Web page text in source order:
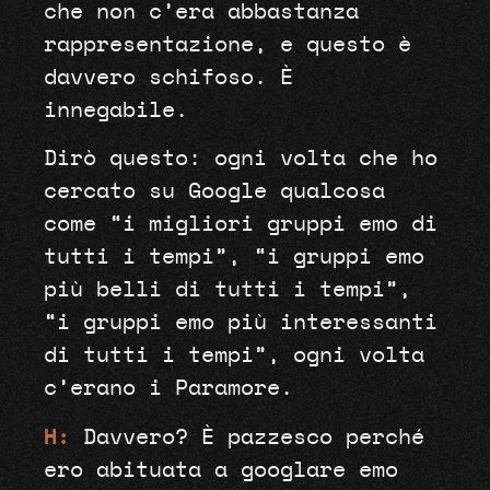
che non c’era abbastanza
rappresentazione, e questo è
davvero schifoso. È
innegabile.
Dirò questo: ogni volta che ho
cercato su Google qualcosa
come “i migliori gruppi emo di
tutti i tempi”, “i gruppi emo
più belli di tutti i tempi”,
“i gruppi emo più interessanti
di tutti i tempi”, ogni volta
c’erano i Paramore.
H:
Davvero? È pazzesco perché
ero abituata a googlare emo